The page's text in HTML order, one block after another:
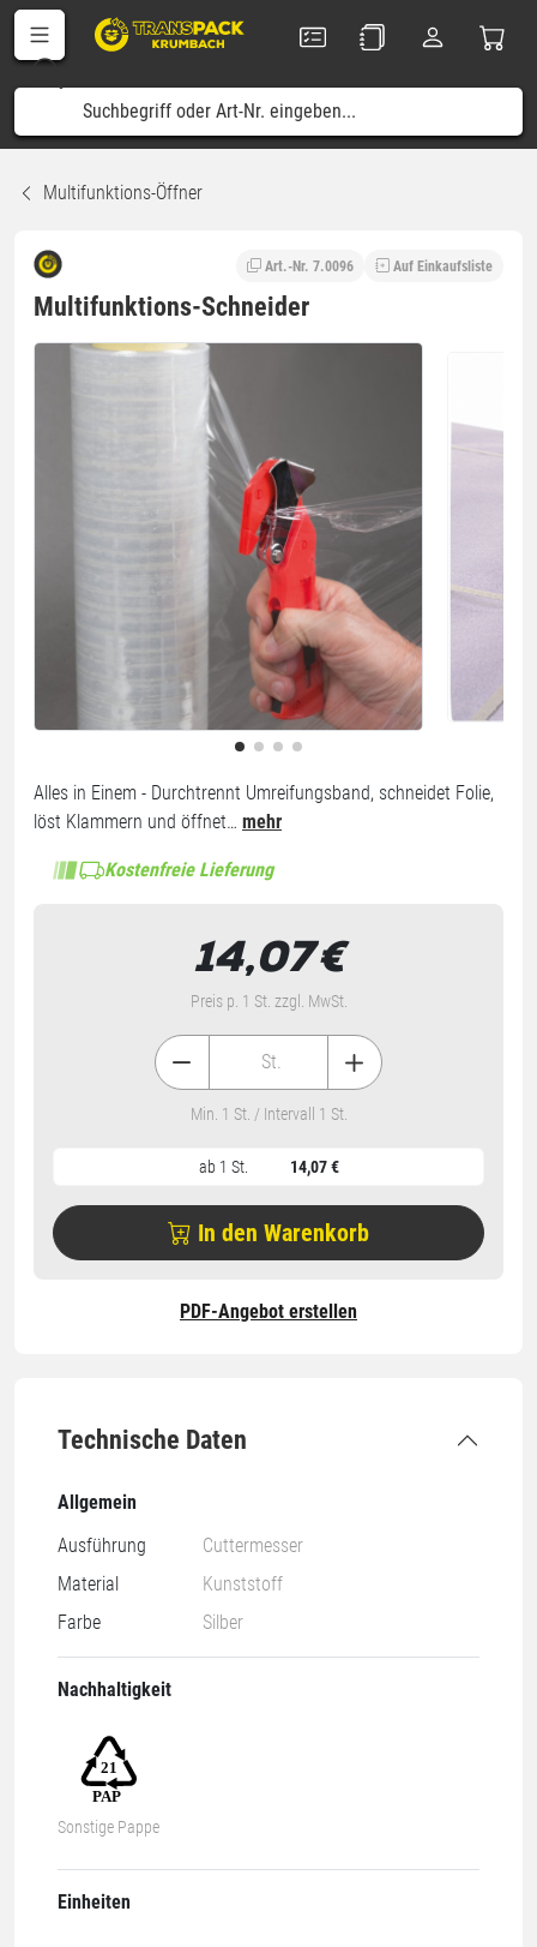
Multifunktions-Öffner
Technische Daten
Allgemein
Ausführung
Cuttermesser
Material
Kunststoff
Farbe
Silber
Nachhaltigkeit
Sonstige Pappe
Einheiten
Art.-Nr. 7.0096 Auf Einkaufsliste
Multifunktions-Schneider
Alles in Einem - Durchtrennt Umreifungsband, schneidet Folie,
löst Klammern und öffnet… mehr
Kostenfreie Lieferung
14,07€
Preis p. 1 St. zzgl. MwSt.
ab 1 St. 14,07 €
St.
Min. 1 St. / Intervall 1 St.
In den Warenkorb
PDF-Angebot erstellen